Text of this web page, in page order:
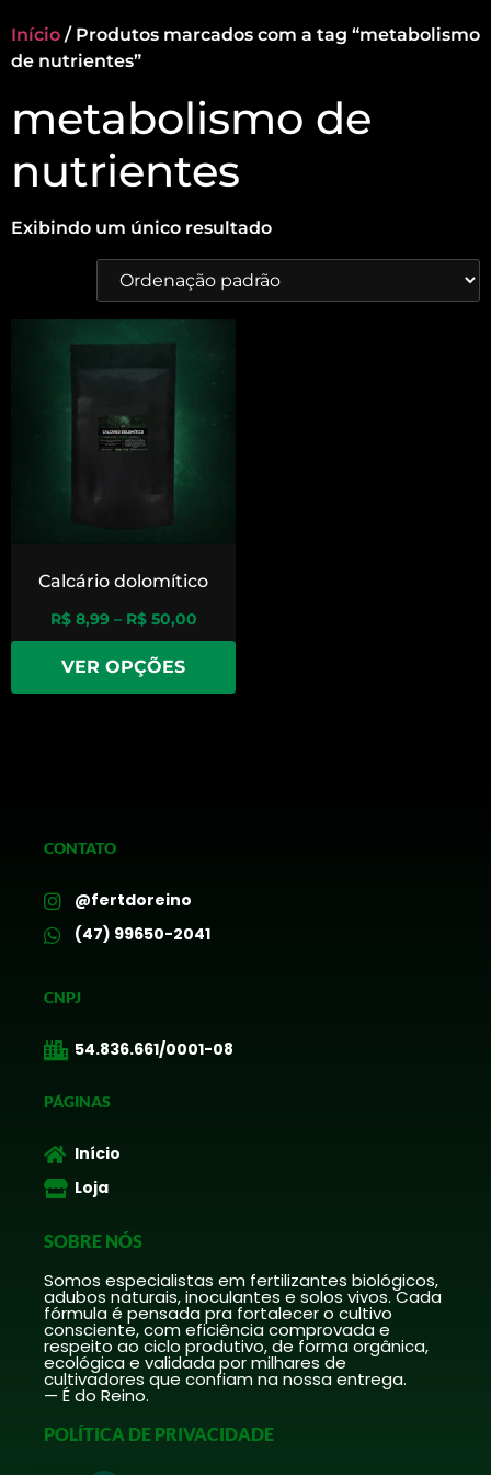
Início / Produtos marcados com a tag “metabolismo
de nutrientes”
metabolismo de
nutrientes
Exibindo um único resultado
Calcário dolomítico
R$8,99 – R$50,00
VER OPÇÕES
CONTATO
@fertdoreino
(47) 99650-2041
CNPJ
54.836.661/0001-08
PÁGINAS
Início
Loja
SOBRE NÓS
Somos especialistas em fertilizantes biológicos,
adubos naturais, inoculantes e solos vivos. Cada
fórmula é pensada pra fortalecer o cultivo
consciente, com eficiência comprovada e
respeito ao ciclo produtivo, de forma orgânica,
ecológica e validada por milhares de
cultivadores que confiam na nossa entrega.
— É do Reino.
POLÍTICA DE PRIVACIDADE